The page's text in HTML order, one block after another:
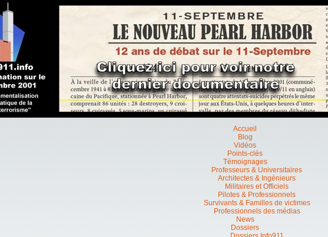
Accueil
Blog
Vidéos
Points-clés
Témoignages
Professeurs & Universitaires
Architectes & Ingénieurs
Militaires et Officiels
Pilotes & Professionnels
Survivants & Familles de victimes
Professionnels des médias
News
Dossiers